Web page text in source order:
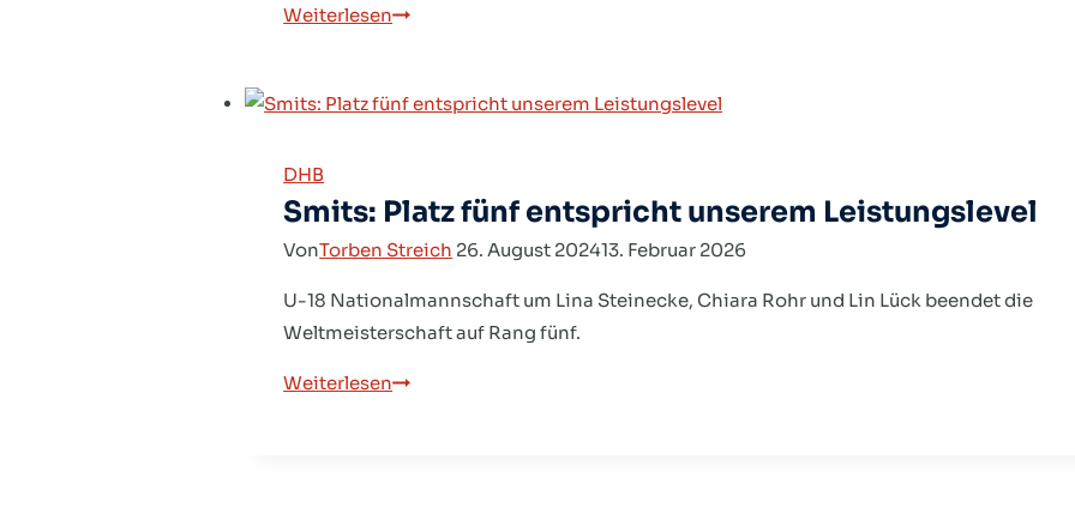
WeiterlesenAbbruch
Beachhandballturniers
DHB
Smits: Platz fünf entspricht unserem Leistungslevel
VonTorben Streich 26. August 202413. Februar 2026
U-18 Nationalmannschaft um Lina Steinecke, Chiara Rohr und Lin Lück beendet die
Weltmeisterschaft auf Rang fünf.
WeiterlesenSmits: